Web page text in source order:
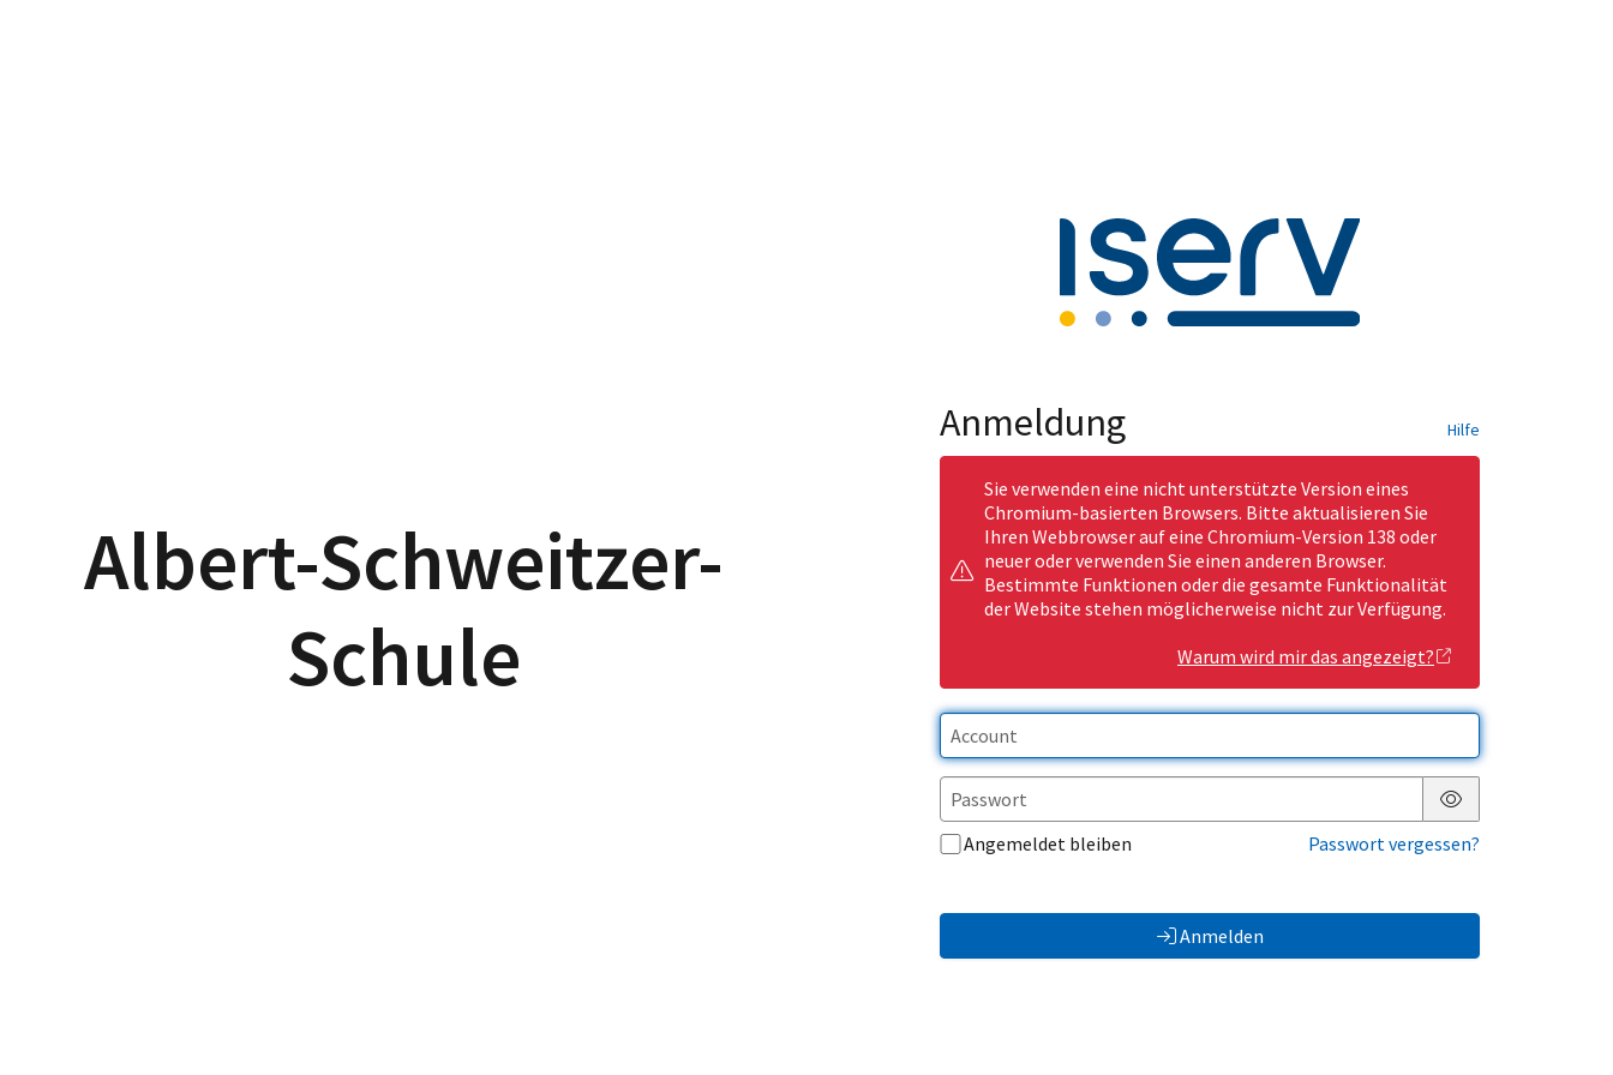
Albert-Schweitzer-
Schule
Anmeldung Hilfe
Sie verwenden eine nicht unterstützte Version eines
Chromium-basierten Browsers. Bitte aktualisieren Sie
Ihren Webbrowser auf eine Chromium-Version 138 oder
neuer oder verwenden Sie einen anderen Browser.
Bestimmte Funktionen oder die gesamte Funktionalität
der Website stehen möglicherweise nicht zur Verfügung.
Warum wird mir das angezeigt?
Passwort anzeigen
Angemeldet bleiben
Passwort vergessen?
Anmelden